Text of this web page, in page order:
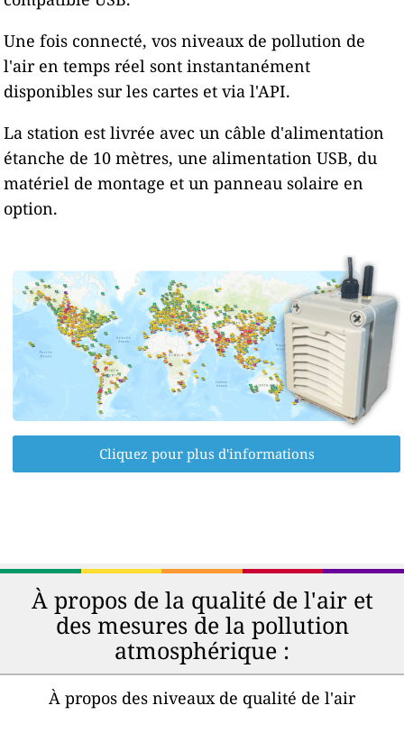
Une fois connecté, vos niveaux de pollution de
l'air en temps réel sont instantanément
disponibles sur les cartes et via l'API.
La station est livrée avec un câble d'alimentation
étanche de 10 mètres, une alimentation USB, du
matériel de montage et un panneau solaire en
option.
Cliquez pour plus d'informations
À propos de la qualité de l'air et
des mesures de la pollution
atmosphérique :
À propos des niveaux de qualité de l'air